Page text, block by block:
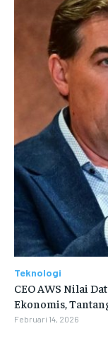
Teknologi
CEO AWS Nilai
Ekonomis,
Februari 14, 2026